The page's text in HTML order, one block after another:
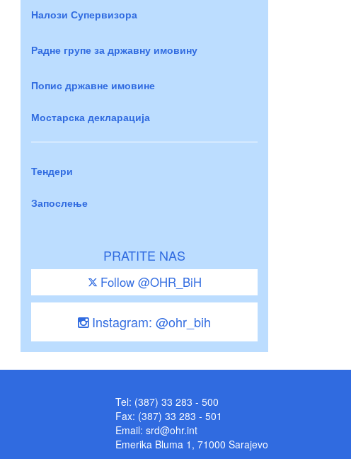
Налози Супервизора
Радне групе за државну имовину
Попис државне имовине
Мостарска декларација
Тендери
Запослење
PRATITE NAS
Follow @OHR_BiH
Instagram: @ohr_bih
Tel: (387) 33 283 - 500
Fax: (387) 33 283 - 501
Email: srd@ohr.int
Emerika Bluma 1, 71000 Sarajevo